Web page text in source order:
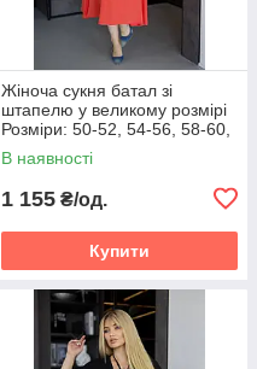
Жіноча сукня батал зі
штапелю у великому розмірі
Розміри: 50-52, 54-56, 58-60,
62-64
В наявності
1 155 ₴/од.
Купити